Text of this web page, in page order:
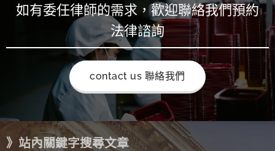
如有委任律師的需求，歡迎聯絡我們預約
法律諮詢
contact us 聯絡我們
》站內關鍵字搜尋文章